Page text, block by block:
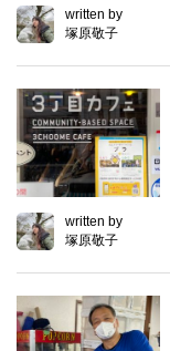
written by
塚原敬子
written by
塚原敬子